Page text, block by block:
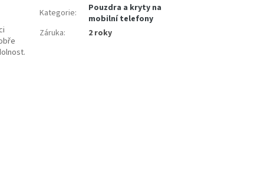
Kategorie:
Pouzdra a kryty na
mobilní telefony
Záruka: 2 roky